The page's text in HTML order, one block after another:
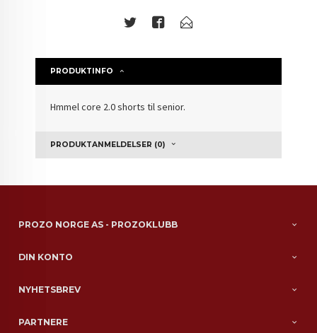
PRODUKTINFO
Hmmel core 2.0 shorts til senior.
PRODUKTANMELDELSER (0)
PROZO NORGE AS - PROZOKLUBB
DIN KONTO
NYHETSBREV
PARTNERE